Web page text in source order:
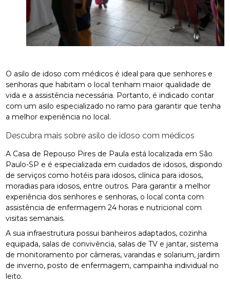
O asilo de idoso com médicos é ideal para que senhores e
senhoras que habitam o local tenham maior qualidade de
vida e a assistência necessária. Portanto, é indicado contar
com um asilo especializado no ramo para garantir que tenha
a melhor experiência no local.
Descubra mais sobre asilo de idoso com médicos
A Casa de Repouso Pires de Paula está localizada em São
Paulo-SP e é especializada em cuidados de idosos, dispondo
de serviços como hotéis para idosos, clínica para idosos,
moradias para idosos, entre outros. Para garantir a melhor
experiência dos senhores e senhoras, o local conta com
assistência de enfermagem 24 horas e nutricional com
visitas semanais.
A sua infraestrutura possui banheiros adaptados, cozinha
equipada, salas de convivência, salas de TV e jantar, sistema
de monitoramento por câmeras, varandas e solarium, jardim
de inverno, posto de enfermagem, campainha individual no
leito.